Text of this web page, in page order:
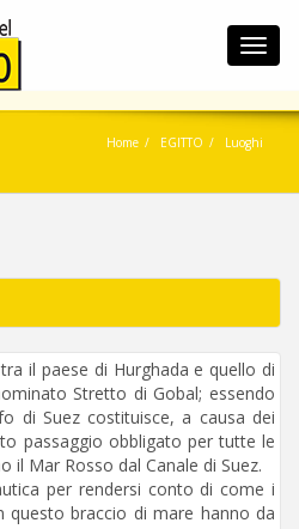
Home EGITTO Luoghi
il paese di Hurghada e quello di
Stretto di Gobal; essendo
di Suez costituisce, a causa dei
passaggio obbligato per tutte le
il Mar Rosso dal Canale di Suez.
per rendersi conto di come i
questo braccio di mare hanno da